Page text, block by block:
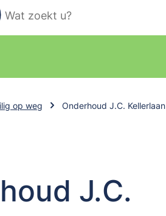
u?
op weg Onderhoud J.C. Kellerlaan
J.C.